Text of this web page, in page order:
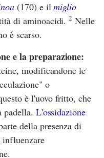
(170) e ilmiglio
di aminoacidi.2 Nelle
è scarso.
e la preparazione:
modificandone le
o
è l'uovo fritto, che
padella. L'ossidazione
della presenza di
influenzare